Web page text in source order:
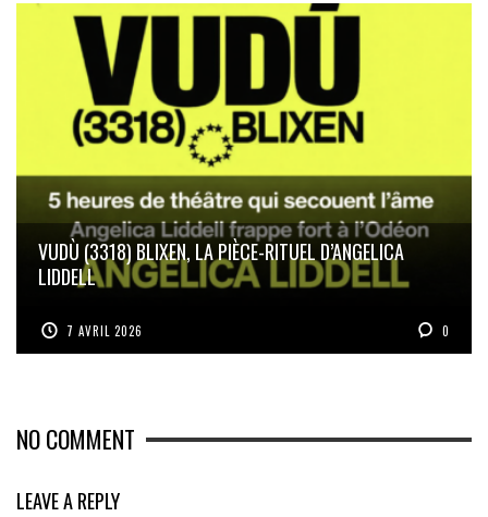
VUDÙ (3318) BLIXEN, LA PIÈCE-RITUEL D’ANGELICA
LIDDELL
7 AVRIL 2026 0
NO COMMENT
LEAVE A REPLY